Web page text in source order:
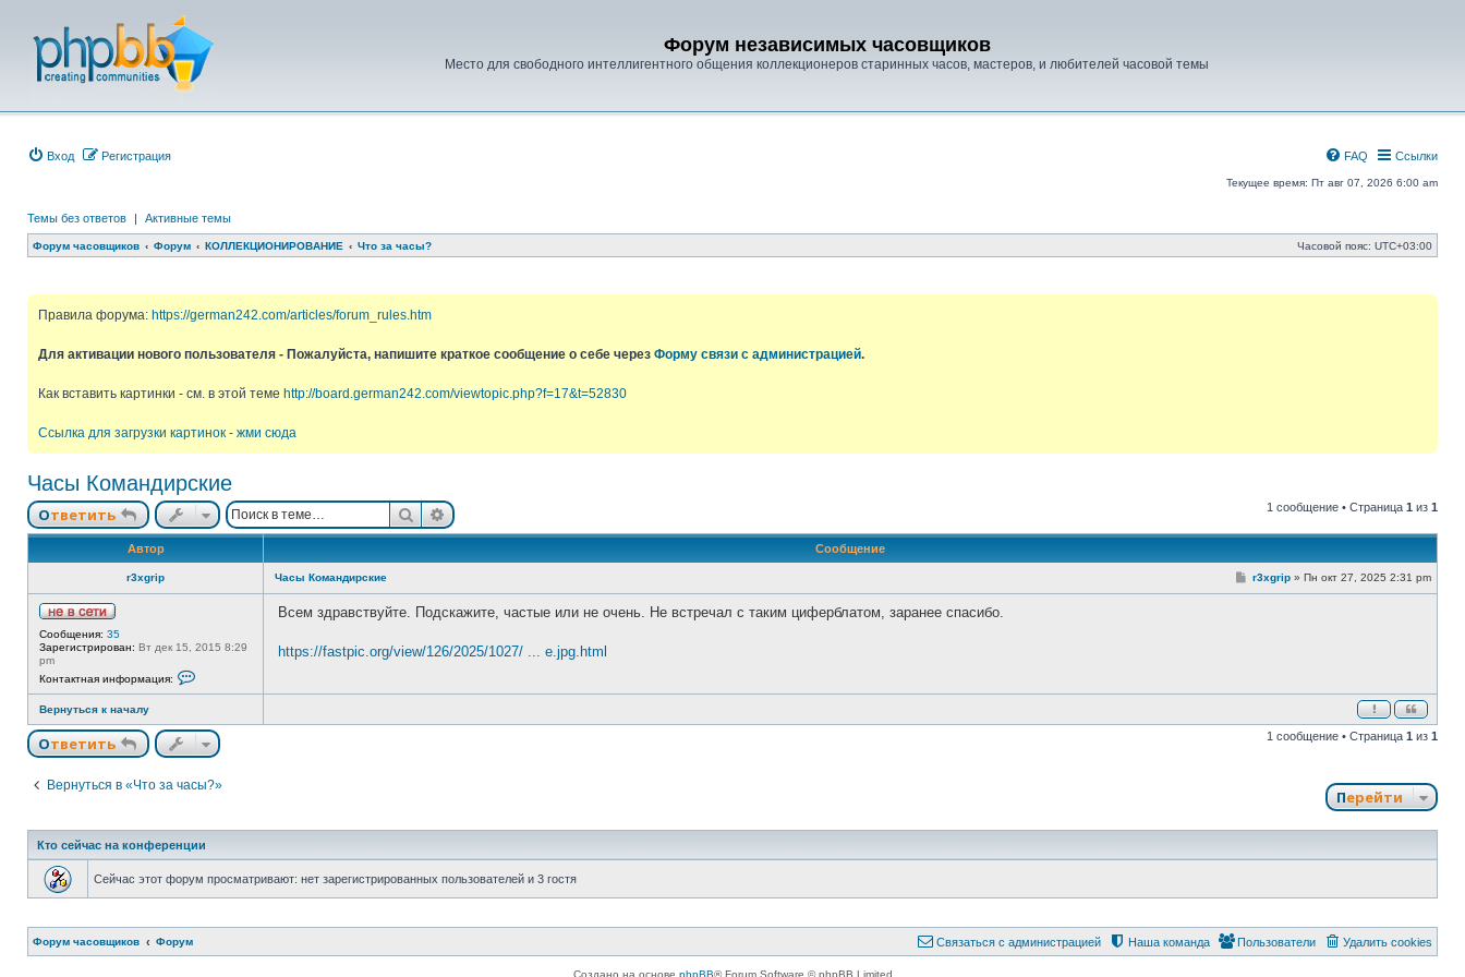
Форум независимых часовщиков
Место для свободного интеллигентного общения коллекционеров старинных часов, мастеров, и любителей часовой темы
Вход Регистрация Ссылки
FAQ
Текущее время: Пт авг 07, 2026 6:00 am
Темы без ответов | Активные темы
Форум часовщиков Форум КОЛЛЕКЦИОНИРОВАНИЕ Что за часы? Часовой пояс: UTC+03:00
Правила форума: https://german242.com/articles/forum_rules.htm
Для активации нового пользователя - Пожалуйста, напишите краткое сообщение о себе через Форму связи с администрацией.
Как вставить картинки - см. в этой теме http://board.german242.com/viewtopic.php?f=17&t=52830
Ссылка для загрузки картинок - жми сюда
Часы Командирские
Ответить ПоискРасширенный поиск 1 сообщение • Страница 1 из 1
Автор Сообщение
r3xgrip
е
в
е
т
Сообщения: 35
Зарегистрирован: Вт дек 15, 2015 8:29
pm
Контактная информация:
н
а
я
ф
о
а
л
Часы Командирские
Сr3xgrip » Пн окт 27, 2025 2:31 pm
Всем здравствуйте. Подскажите, частые или не очень. Не встречал с таким циферблатом, заранее спасибо.
https://fastpic.org/view/126/2025/1027/ ... e.jpg.html
Вернуться к началу
Ответить 1 сообщение • Страница 1 из 1
Вернуться в «Что за часы?»
Перейти
Кто сейчас на конференции
Сейчас этот форум просматривают: нет зарегистрированных пользователей и 3 гостя
Форум часовщиков Форум Удалить cookies
Пользователи
Наша команда
Связаться с администрацией
Создано на основе phpBB® Forum Software © phpBB Limited